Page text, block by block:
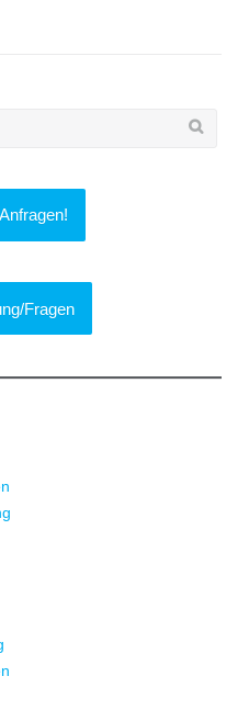
Fragen